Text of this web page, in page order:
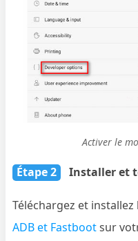
Activer le
Étape 2 Installer et
Téléchargez et
ADB et Fastbootsur